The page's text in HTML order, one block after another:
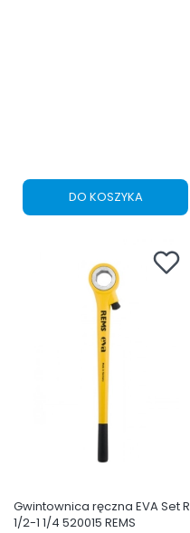
DO KOSZYKA
Gwintownica ręczna EVA Set R
1/2-1 1/4 520015 REMS